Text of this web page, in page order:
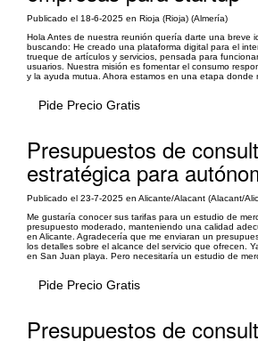
Publicado el 18-6-2025 en Rioja (Rioja) (Almería)
Hola Antes de nuestra reunión quería darte una breve
buscando: He creado una plataforma digital para el
trueque de artículos y servicios, pensada para
usuarios. Nuestra misión es fomentar el consumo
y la ayuda mutua. Ahora estamos en una etapa donde
Pide Precio Gratis
Presupuestos de
estratégica para
Publicado el 23-7-2025 en Alicante/Alacant (Alacant/
Me gustaría conocer sus tarifas para un estudio de
presupuesto moderado, manteniendo una calidad
en Alicante. Agradecería que me enviaran un
los detalles sobre el alcance del servicio que ofrecen.
en San Juan playa. Pero necesitaría un estudio de
Pide Precio Gratis
Presupuestos de